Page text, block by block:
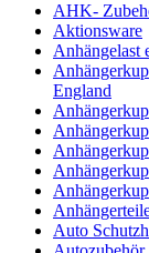
AHK-
Aktionsware
Anhängelast
England
Auto